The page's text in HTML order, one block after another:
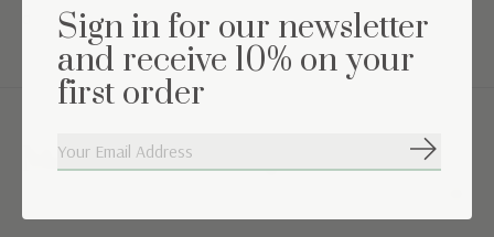
de 22°C-24°C)
Maak de set compleet
Carousel items
Sign in for our newsletter
and receive 10% on your
first order
Abonneer